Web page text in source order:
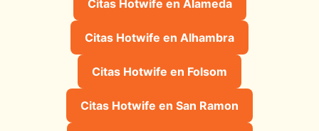
Citas Hotwife en Alameda
Citas Hotwife en Alhambra
Citas Hotwife en Folsom
Citas Hotwife en San Ramon